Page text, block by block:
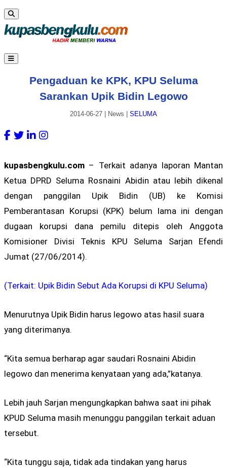
Pengaduan ke KPK, KPU Seluma
Sarankan Upik Bidin Legowo
2014-06-27 News SELUMA
kupasbengkulu.com – Terkait adanya laporan Mantan
Ketua DPRD Seluma Rosnaini Abidin atau lebih dikenal
dengan panggilan Upik Bidin (UB) ke Komisi
Pemberantasan Korupsi (KPK) belum lama ini dengan
dugaan korupsi dana pemilu ditepis oleh Anggota
Komisioner Divisi Teknis KPU Seluma Sarjan Efendi
Jumat (27/06/2014).
(Terkait: Upik Bidin Sebut Ada Korupsi di KPU Seluma)
Menurutnya Upik Bidin harus legowo atas hasil suara
yang diterimanya.
“Kita semua berharap agar saudari Rosnaini Abidin
legowo dan menerima kenyataan yang ada,”katanya.
Lebih jauh Sarjan mengungkapkan bahwa saat ini pihak
KPUD Seluma masih menunggu panggilan terkait aduan
tersebut.
“Kita tunggu saja, tidak ada tindakan yang harus